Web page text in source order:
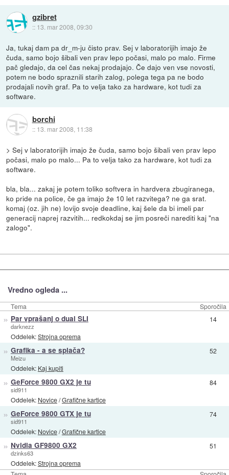
gzibret
:: 13. mar 2008, 09:30
Ja, tukaj dam pa dr_m-ju čisto prav. Sej v laboratorijih imajo že
čuda, samo bojo šibali ven prav lepo počasi, malo po malo. Firme
pač gledajo, da cel čas nekaj prodajajo. Če dajo ven vse novosti,
potem ne bodo spraznili starih zalog, polega tega pa ne bodo
prodajali novih graf. Pa to velja tako za hardware, kot tudi za
software.
borchi
:: 13. mar 2008, 11:38
> Sej v laboratorijih imajo že čuda, samo bojo šibali ven prav lepo
počasi, malo po malo... Pa to velja tako za hardware, kot tudi za
software.
bla, bla... zakaj je potem toliko softvera in hardvera zbugiranega,
ko pride na police, če ga imajo že 10 let razvitega? ne ga srat.
komaj (oz. jih ne) lovijo svoje deadline, kaj šele da bi imeli par
generacij naprej razvitih... redkokdaj se jim posreči narediti kaj "na
zalogo".
Vredno ogleda ...
Tema Sporočila
» Par vprašanj o dual SLI
darknezz
Oddelek:Strojna oprema
14
» Grafika - a se splača?
Meizu
Oddelek: Kaj kupiti
52
» GeForce 9800 GX2 je tu
sid911
Oddelek: Novice/Grafične kartice
84
» GeForce 9800 GTX je tu
sid911
Oddelek: Novice/Grafične kartice
74
» Nvidia GF9800 GX2
dzinks63
Oddelek:Strojna oprema
51